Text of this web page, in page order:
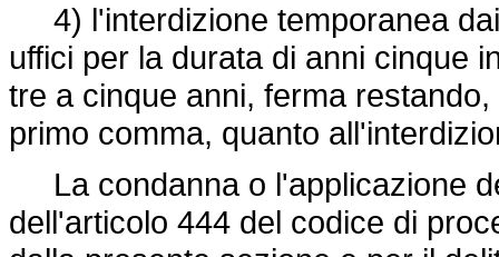
4) l'interdizione temporanea
uffici per la durata di anni cinque
tre a cinque anni, ferma
primo comma, quanto
La condanna o l'applicazione
dell'articolo 444 del codice di